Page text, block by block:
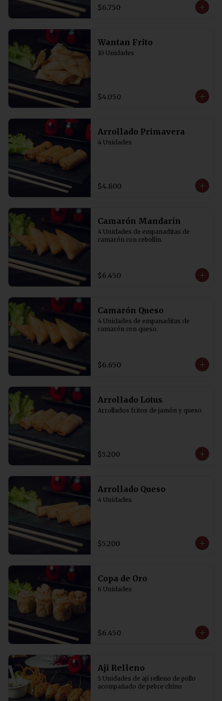
Acompañadas de salsa de soya con
un toque de vinagre. 5 Unidades
$6.750
Wantan Frito
10 Unidades
$4.050
Arrollado Primavera
4 Unidades
$4.800
Camarón Mandarín
4 Unidades de empanaditas de
camarón con cebollín.
$6.450
Camarón Queso
4 Unidades de empanaditas de
camarón con queso.
$6.650
Arrollado Lotus
Arrollados fritos de jamón y queso
$5.200
Arrollado Queso
4 Unidades
$5.200
Copa de Oro
6 Unidades
$6.450
Aji Relleno
5 Unidades de ají relleno de pollo
acompañado de pebre chino